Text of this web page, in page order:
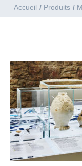
Accueil / Produits /